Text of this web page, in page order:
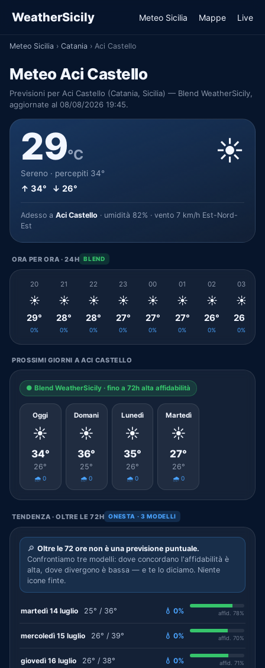
WeatherSicily Meteo Sicilia Mappe Live
Meteo Sicilia › Catania › Aci Castello
Meteo Aci Castello
Previsioni per Aci Castello (Catania, Sicilia) — Blend WeatherSicily,
aggiornate al 08/08/2026 19:45.
29°C
Sereno · percepiti 34°
↑ 34° ↓ 26°
☀️
Adesso a Aci Castello · umidità 82% · vento 7 km/h Est-Nord-
Est
ORA PER ORA · 24H BLEND
20
☀️
29°
0%
21
☀️
28°
0%
22
☀️
28°
0%
23
☀️
27°
0%
00
☀️
27°
0%
01
☀️
27°
0%
02
☀️
26°
0%
03
☀️
26°
0%
PROSSIMI GIORNI A ACI CASTELLO
● Blend WeatherSicily · fino a 72h alta affidabilità
Oggi
☀️
34°
26°
🌧️ 0
Domani
☀️
36°
25°
🌧️ 0
Lunedì
☀️
35°
26°
🌧️ 0
Martedì
☀️
27°
26°
🌧️ 0
TENDENZA · OLTRE LE 72H ONESTA · 3 MODELLI
🔎 Oltre le 72 ore non è una previsione puntuale.
Confrontiamo tre modelli: dove concordano l'affidabilità è
alta, dove divergono è bassa — e te lo diciamo. Niente
icone finte.
martedì 14 luglio 25° / 36° 💧 0% affid. 78%
mercoledì 15 luglio 26° / 39° 💧 0% affid. 70%
giovedì 16 luglio 26° / 38° 💧 0% affid. 71%